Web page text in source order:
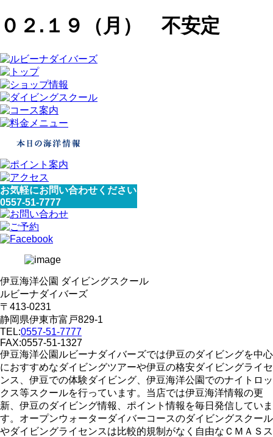
０２.１９（月） 不安定
お気軽にお問い合わせください
0557-51-7777
伊豆海洋公園 ダイビングスクール
ルビーナダイバーズ
〒413-0231
静岡県伊東市富戸829-1
TEL:0557-51-7777
FAX:0557-51-1327
伊豆海洋公園ルビーナダイバーズでは伊豆のダイビングを中心
におすすめなダイビングツアーや伊豆の格安ダイビングライセ
ンス、伊豆での体験ダイビング、伊豆海洋公園でのナイトロッ
クス等スクールを行っています。当店では伊豆海洋情報の更
新、伊豆のダイビング情報、ポイント情報を毎日発信していま
す。オープンウォーターダイバーコースのダイビングスクール
やダイビングライセンスは比較的規制がなく自由なＣＭＡＳス